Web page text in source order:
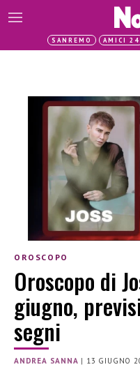
SANREMO AMICI 24
OROSCOPO
Oroscopo di
giugno,
segni
ANDREA SANNA | 13 GIUGNO